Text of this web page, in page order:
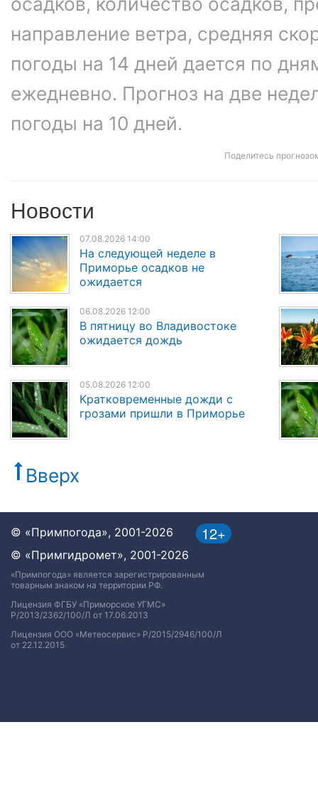
направление ветра, средняя
погоды на 14 дней дается по
ежедневно. Прогноз на две
погоды на 10 дней.
Поделитесь
Новости
07.08.2026 14:00
На следующей неделе в
Приморье осадков не
ожидается
06.08.2026 12:00
В пятницу во Владивостоке
ожидается дождь
05.08.2026 12:00
Кратковременные дожди с
грозами пришли в Приморье
Вверх
12+
© «Примпогода», 2001-2026
© «Примгидромет», 2001-2026
«Примпогода» является зарегистрированным
товарным знаком на территории РФ.
Лицензия ФГБУ «Приморское УГМС»
Р/2013/2362/100/Л от 17.06.2013
Лицензия ООО «Метеосервис» Р/2015/2946/100/Л
от 22.12.2015